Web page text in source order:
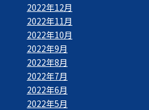
2022年12月
2022年11月
2022年10月
2022年9月
2022年8月
2022年7月
2022年6月
2022年5月